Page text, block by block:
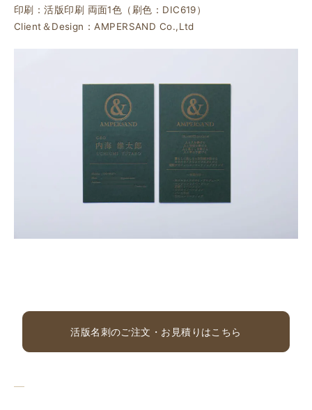
印刷：活版印刷 両面1色（刷色：DIC619）
Client＆Design：AMPERSAND Co.,Ltd
活版名刺のご注文・お見積りはこちら